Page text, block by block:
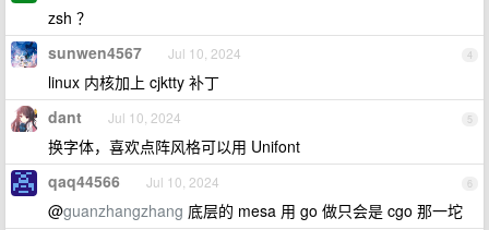
zsh ？
4
sunwen4567 Jul 10, 2024
linux 内核加上 cjktty 补丁
5
dant Jul 10, 2024
换字体，喜欢点阵风格可以用 Unifont
6
qaq44566 Jul 10, 2024
@guanzhangzhang 底层的 mesa 用 go 做只会是 cgo 那一坨